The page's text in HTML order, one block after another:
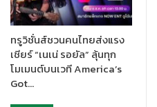
จกรรม และโปรโมชันดีๆ จาก
Mall ได้ที่
ทรูวิชั่นส์ชวนคนไทยส่งแรง
เชียร์ “เนเน่ รอยัล” ลุ้นทุก
โมเมนต์บนเวที America’s
Got…